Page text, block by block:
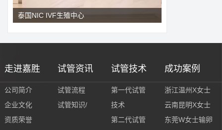
泰国NIC IVF生殖中心
走进嘉胜
公司简介
企业文化
资质荣誉
试管资讯
试管流程
试管知识/
试管技术
第一代试管
技术
第二代试管
成功案例
浙江温州X女士
云南昆明X女士
东莞W女士输卵